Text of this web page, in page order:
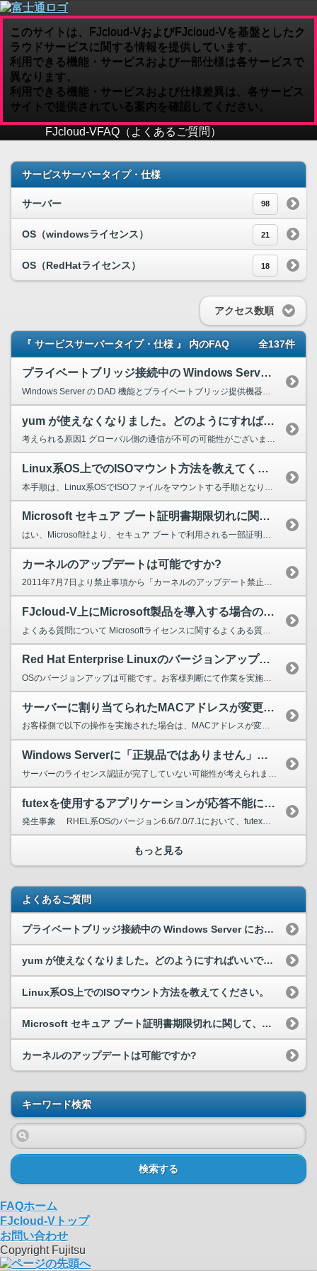
このサイトは、FJcloud-VおよびFJcloud-Vを基盤としたク
ラウドサービスに関する情報を提供しています。
利用できる機能・サービスおよび一部仕様は各サービスで
異なります。
利用できる機能・サービスおよび仕様差異は、各サービス
サイトで提供されている案内を確認してください。
FJcloud-VFAQ（よくあるご質問）
サービスサーバータイプ・仕様
サーバー 98
OS（windowsライセンス） 21
OS（RedHatライセンス） 18
アクセス数順
『 サービスサーバータイプ・仕様 』 内のFAQ 全137件
プライベートブリッジ接続中の Windows Server において OS 再起動後、ネットワーク接続ができなくなった。
yum が使えなくなりました。どのようにすればいいですか？
考えられる原因1 グローバル側の通信が不可の可能性がございます。 グローバル側NICを利用しないようにしている場合はお客様にてリポジトリサーバー参照先を 変更いただく必要がございます。...
Linux系OS上でのISOマウント方法を教えてください。
Microsoft セキュア ブート証明書期限切れに関して、FJcloud-V の Windows Server で確認が必要ですか
はい、Microsoft社より、セキュア ブートで利用される一部証明書が、 2026年6月24日以降に順次期限切れとなることが案内されています。 対象となる証明書、Windows Serve...
カーネルのアップデートは可能ですか?
2011年7月7日より禁止事項から「カーネルのアップデート禁止」の項目が除外され、 カーネルのアップデートは可能となっております。 RHEL 7.x および CentOS 7.x までの...
FJcloud-V上にMicrosoft製品を導入する場合の注意点はありますか?
Red Hat Enterprise Linuxのバージョンアップは可能ですか？
OSのバージョンアップは可能です。お客様判断にて作業を実施してください。 また、OSのカーネルアップデートに関わる参考情報を以下FAQにてご案内しておりますので ご参照ください。 公式...
サーバーに割り当てられたMACアドレスが変更になる場合はありますか。
お客様側で以下の操作を実施された場合は、MACアドレスが変わる可能性がございます。 ●グローバルIPアドレスに対し、以下の流れの操作を行った場合 ----------------------...
Windows Serverに「正規品ではありません」、または「ライセンス認証されていません」と表示が出る。
futexを使用するアプリケーションが応答不能になる事象の回避策を知りたい。
発生事象 RHEL系OSのバージョン6.6/7.0/7.1において、futexを使用するアプリケーションが応答不能となる 事象が発生する可能性があります。 具体的には対象のLinu...
もっと見る
よくあるご質問
プライベートブリッジ接続中の Windows Server において OS 再起動後、ネットワーク接続ができなくなった。
yum が使えなくなりました。どのようにすればいいですか？
Linux系OS上でのISOマウント方法を教えてください。
Microsoft セキュア ブート証明書期限切れに関して、FJcloud-V の Windows Server で確認が必要ですか
カーネルのアップデートは可能ですか?
キーワード検索
検索する
FAQホーム
FJcloud-Vトップ
お問い合わせ
Copyright Fujitsu